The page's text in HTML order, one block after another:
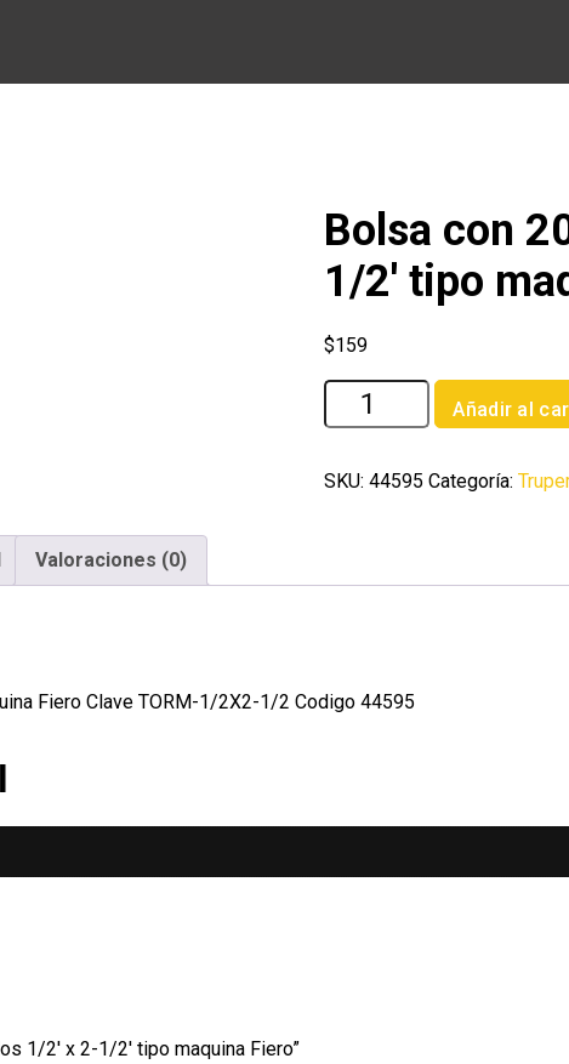
Bolsa con
1/2′ tipo
$159
Bolsa
con
tornillos
cantidad
Añadir al
SKU:44595 Categoría:
Valoraciones (0)
Fiero Clave TORM-1/2X2-1/2 Codigo 44595
1/2′ x 2-1/2′ tipo maquina Fiero”